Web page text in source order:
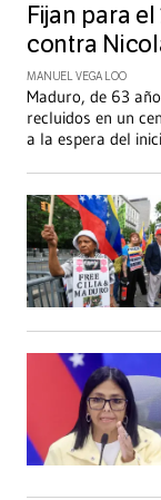
Fijan para
contra
MANUEL VEGA LOO
Maduro, de 63
recluidos en un
a la espera del